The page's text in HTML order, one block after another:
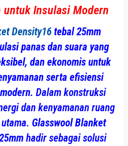
Insulasi Modern
Density16 tebal 25mm
panas dan suara yang
dan ekonomis untuk
serta efisiensi
Dalam konstruksi
dan kenyamanan ruang
Glasswool Blanket
hadir sebagai solusi